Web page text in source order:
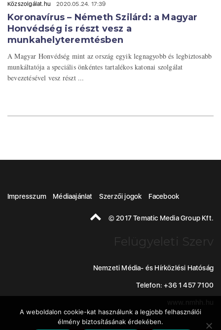
Közszolgálat.hu 2020.05.24. 17:39
Koronavírus – Németh Szilárd: a Magyar
Honvédség is részt vesz a
munkahelyteremtésben
A Magyar Honvédség mint az ország egyik legnagyobb és legbiztosabb
munkáltatója a speciális önkéntes tartalékos katonai szolgálat
bevezetésével vesz részt ...
Impresszum Médiaajánlat Szerzői jogok Facebook
© 2017 Tematic Media Group Kft.
Felügyeleti Szerv
Nemzeti Média- és Hírközlési Hatóság
Telefon: +36 1 457 7100
A weboldalon cookie-kat használunk a legjobb felhasználói
élmény biztosításának érdekében.